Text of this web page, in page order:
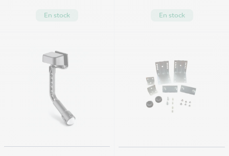
En stock En stock